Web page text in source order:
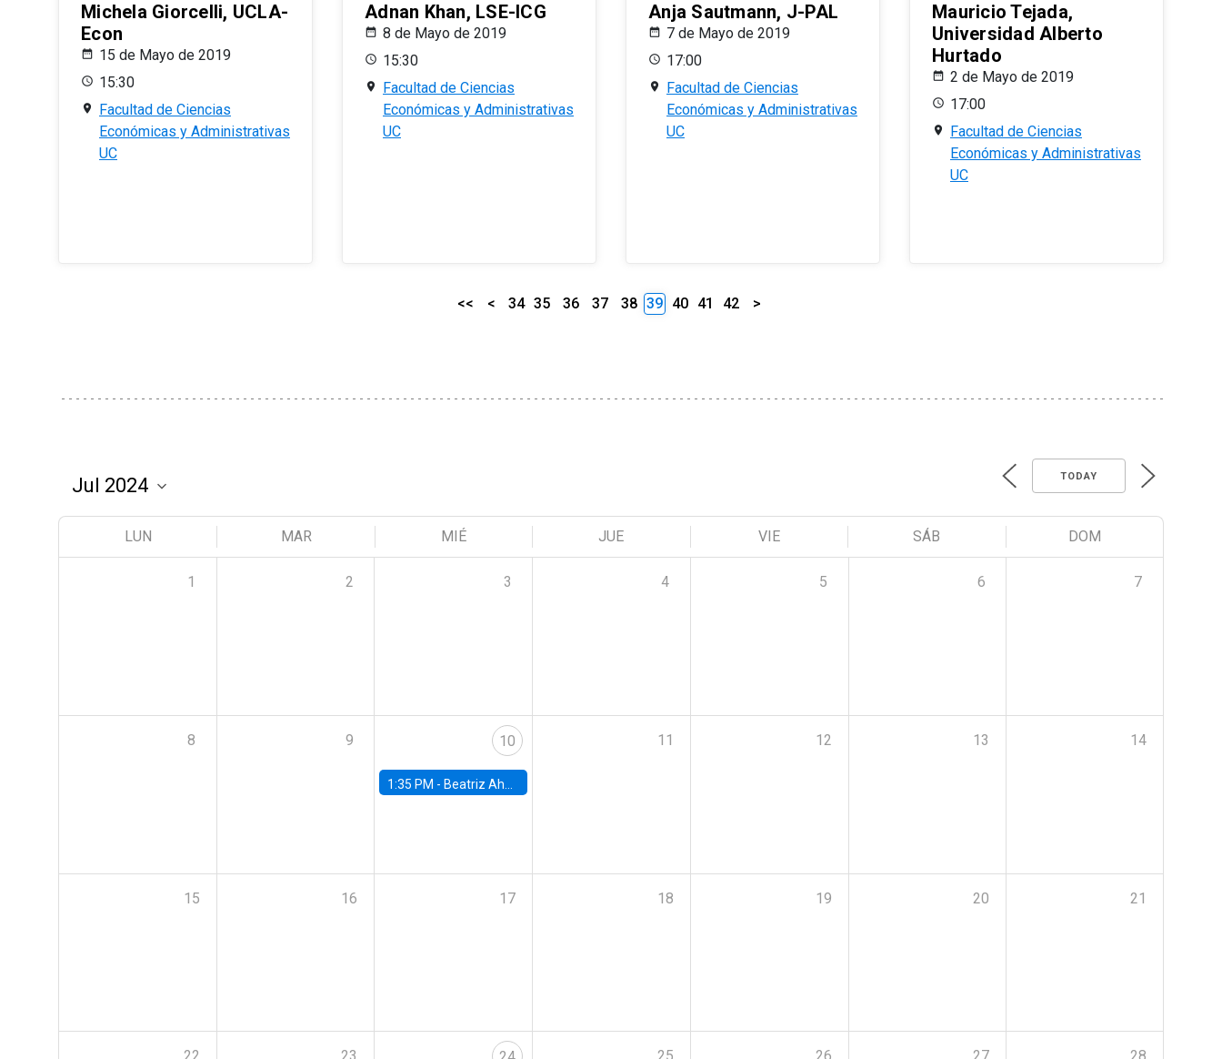
Michela Giorcelli, UCLA-
Econ
15 de Mayo de 2019
15:30
Facultad de Ciencias
Económicas y Administrativas
UC
Adnan Khan, LSE-ICG
8 de Mayo de 2019
15:30
Facultad de Ciencias
Económicas y Administrativas
UC
Anja Sautmann, J-PAL
7 de Mayo de 2019
17:00
Facultad de Ciencias
Económicas y Administrativas
UC
Mauricio Tejada,
Universidad Alberto
Hurtado
2 de Mayo de 2019
17:00
Facultad de Ciencias
Económicas y Administrativas
UC
<< < 34 35 36 37 38 39 40 41 42 >
TODAY
LUN MAR MIÉ JUE VIE SÁB DOM
1 2 3 4 5 6 7
8 9 10
1:35 PM - Beatriz Ahumada, PhD candidate, Universidad de Pittsburgh
11 12 13 14
15 16 17 18 19 20 21